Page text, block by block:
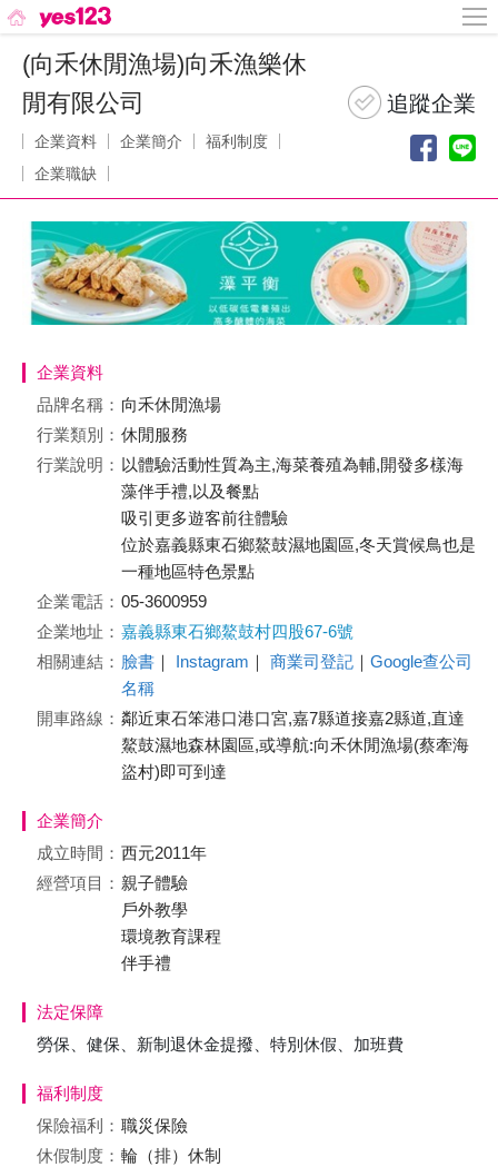
(向禾休閒漁場)向禾漁樂休
閒有限公司
企業資料 企業簡介
福利制度
企業職缺
企業資料
品牌名稱： 向禾休閒漁場
行業類別： 休閒服務
行業說明： 以體驗活動性質為主,海菜養殖為輔,開發多樣海
藻伴手禮,以及餐點
吸引更多遊客前往體驗
位於嘉義縣東石鄉鰲鼓濕地園區,冬天賞候鳥也是
一種地區特色景點
企業電話： 05-3600959
企業地址： 嘉義縣東石鄉鰲鼓村四股67-6號
相關連結： 臉書 ｜ Instagram ｜ 商業司登記 ｜ Google查公司
名稱
開車路線： 鄰近東石笨港口港口宮,嘉7縣道接嘉2縣道,直達
鰲鼓濕地森林園區,或導航:向禾休閒漁場(蔡牽海
盜村)即可到達
企業簡介
成立時間： 西元2011年
經營項目： 親子體驗
戶外教學
環境教育課程
伴手禮
法定保障
勞保、健保、新制退休金提撥、特別休假、加班費
福利制度
保險福利： 職災保險
休假制度： 輪（排）休制